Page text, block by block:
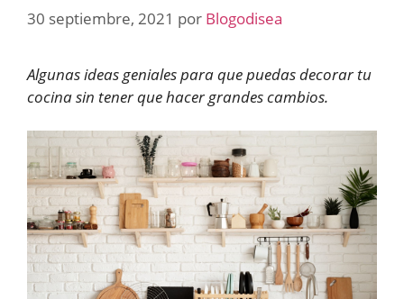
30 septiembre, 2021 por Blogodisea
Algunas ideas geniales para que puedas decorar tu
cocina sin tener que hacer grandes cambios.